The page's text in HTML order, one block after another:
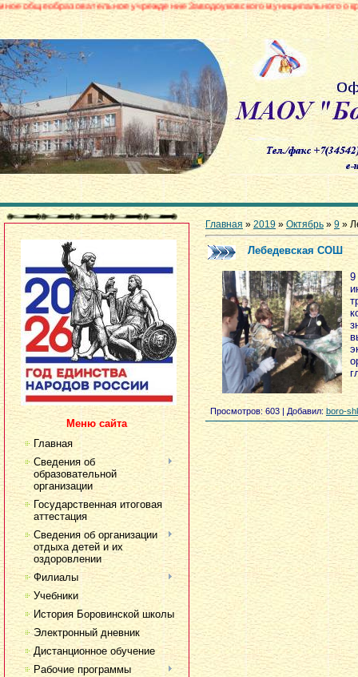
учреждение Заводоуковского муниципального округа
Меню сайта
Главная
Сведения об
образовательной
организации
Государственная итоговая
аттестация
Сведения об организации
отдыха детей и их
оздоровлении
Филиалы
Учебники
История Боровинской школы
Электронный дневник
Дистанционное обучение
Рабочие программы
Главная »2019 » Октябрь » 9 »
Лебедевская СОШ
Просмотров: 603 | Добавил:boro-